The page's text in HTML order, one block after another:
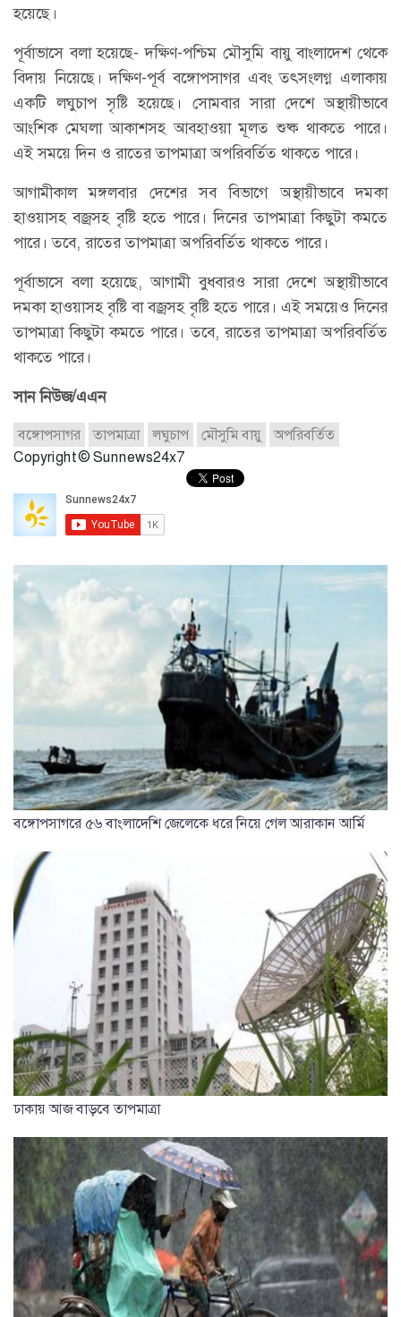
হয়েছে।
পূর্বাভাসে বলা হয়েছে- দক্ষিণ-পশ্চিম মৌসুমি বায়ু বাংলাদেশ থেকে
বিদায় নিয়েছে। দক্ষিণ-পূর্ব বঙ্গোপসাগর এবং তৎসংলগ্ন এলাকায়
একটি লঘুচাপ সৃষ্টি হয়েছে। সোমবার সারা দেশে অস্থায়ীভাবে
আংশিক মেঘলা আকাশসহ আবহাওয়া মূলত শুষ্ক থাকতে পারে।
এই সময়ে দিন ও রাতের তাপমাত্রা অপরিবর্তিত থাকতে পারে।
আগামীকাল মঙ্গলবার দেশের সব বিভাগে অস্থায়ীভাবে দমকা
হাওয়াসহ বজ্রসহ বৃষ্টি হতে পারে। দিনের তাপমাত্রা কিছুটা কমতে
পারে। তবে, রাতের তাপমাত্রা অপরিবর্তিত থাকতে পারে।
পূর্বাভাসে বলা হয়েছে, আগামী বুধবারও সারা দেশে অস্থায়ীভাবে
দমকা হাওয়াসহ বৃষ্টি বা বজ্রসহ বৃষ্টি হতে পারে। এই সময়েও দিনের
তাপমাত্রা কিছুটা কমতে পারে। তবে, রাতের তাপমাত্রা অপরিবর্তিত
থাকতে পারে।
সান নিউজ/এএন
বঙ্গোপসাগর তাপমাত্রা লঘুচাপ মৌসুমি বায়ু
অপরিবর্তিত
Copyright © Sunnews24x7
বঙ্গোপসাগরে ৫৬ বাংলাদেশি জেলেকে ধরে নিয়ে গেল আরাকান আর্মি
ঢাকায় আজ বাড়বে তাপমাত্রা